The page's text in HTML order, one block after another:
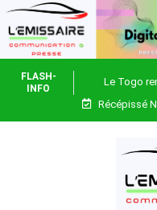
FLASH-
INFO
Le Togo
Récépissé